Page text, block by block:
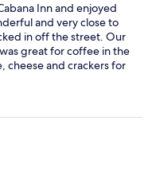
Inn and enjoyed
and very close to
in off the street. Our
great for coffee in the
cheese and crackers for
St. The staff was
this Inn while